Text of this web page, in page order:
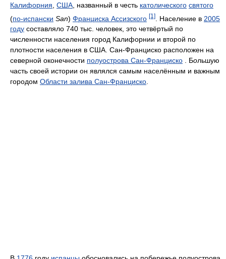
Калифорния США , названный в честь католического святого
(по-испански San) Франциска Ассизского [1] . Население в 2005
году составляло 740 тыс. человек, это четвёртый по
численности населения город Калифорнии и второй по
плотности населения в США. Сан-Франциско расположен на
северной оконечности полуострова Сан-Франциско . Большую
часть своей истории он являлся самым населённым и важным
городом Области залива Сан-Франциско